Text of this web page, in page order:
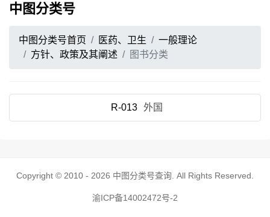
中图分类号
中图分类号首页 医药、卫生
一般理论
方针、政策及其阐述
图书分类
R-013 外国
Copyright © 2010 - 2026 中图分类号查询 . All Rights Reserved.
渝ICP备14002472号-2